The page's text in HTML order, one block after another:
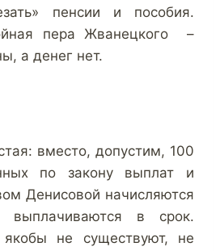
пенсии и пособия.
пера Жванецкого –
а денег нет.
вместо, допустим, 100
по закону выплат и
Денисовой начисляются
в срок.
не существуют, не